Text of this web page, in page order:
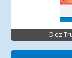
Diez